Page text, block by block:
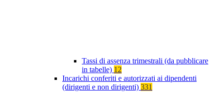
Tassi di assenza trimestrali (da pubblicare
in tabelle) 12
Incarichi conferiti e autorizzati ai dipendenti
(dirigenti e non dirigenti) 331